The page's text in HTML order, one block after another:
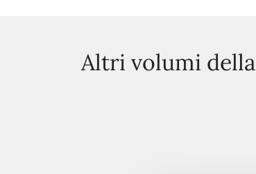
Altri volumi